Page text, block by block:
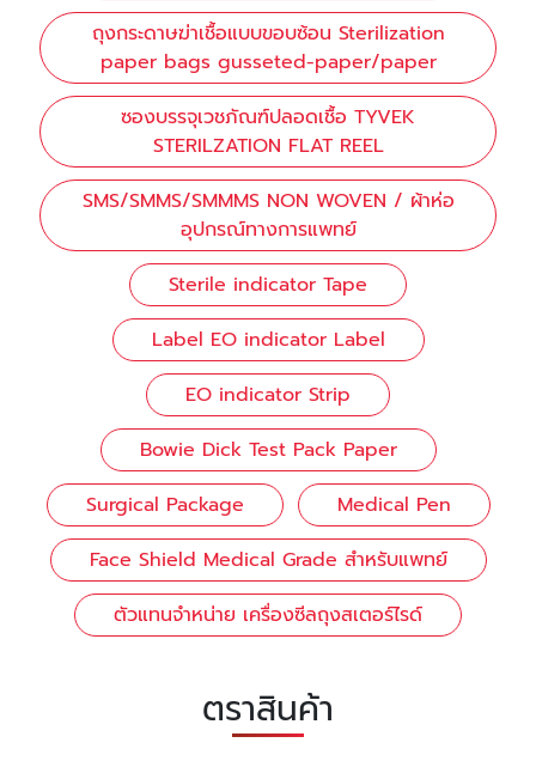
ถุงกระดาษฆ่าเชื้อแบบขอบซ้อน Sterilization
paper bags gusseted-paper/paper
ซองบรรจุเวชภัณฑ์ปลอดเชื้อ TYVEK
STERILZATION FLAT REEL
SMS/SMMS/SMMMS NON WOVEN / ผ้าห่อ
อุปกรณ์ทางการแพทย์
Sterile indicator Tape
Label EO indicator Label
EO indicator Strip
Bowie Dick Test Pack Paper
Surgical Package
Medical Pen
Face Shield Medical Grade สำหรับแพทย์
ตัวแทนจำหน่าย เครื่องซีลถุงสเตอร์ไรด์
ตราสินค้า